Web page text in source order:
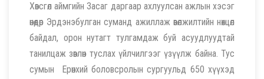
Хөвсгөл аймгийн Засаг даргаар ахлуулсан ажлын хэсэг
өнөөдөр Эрдэнэбулган суманд ажиллаж өвөлжилтийн нөхцөл
байдал, орон нутагт тулгамдаж буй асуудлуудтай
танилцаж зөвлөн туслах үйлчилгээг үзүүлж байна. Тус
сумын Ерөнхий боловсролын сургуульд 650 хүүхэд